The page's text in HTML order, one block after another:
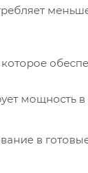
мощность
в